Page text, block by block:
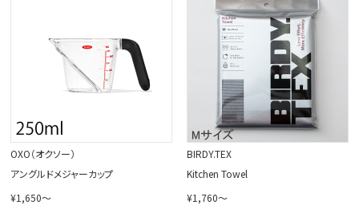
OXO（オクソー）
アングルドメジャーカップ
¥1,650～
BIRDY.TEX
Kitchen Towel
¥1,760～